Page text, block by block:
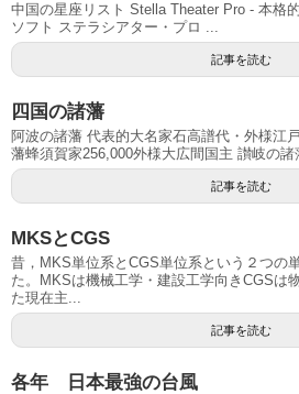
中国の星座リスト Stella Theater Pro - 本格
ソフト ステラシアター・プロ ...
記事を読む
四国の諸藩
阿波の諸藩 代表的大名家石高譜代・外様江
藩蜂須賀家256,000外様大広間国主 讃岐の諸
記事を読む
MKSとCGS
昔，MKS単位系とCGS単位系という２つの
た。MKSは機械工学・建設工学向きCGSは
た現在主...
記事を読む
各年 日本最強の台風